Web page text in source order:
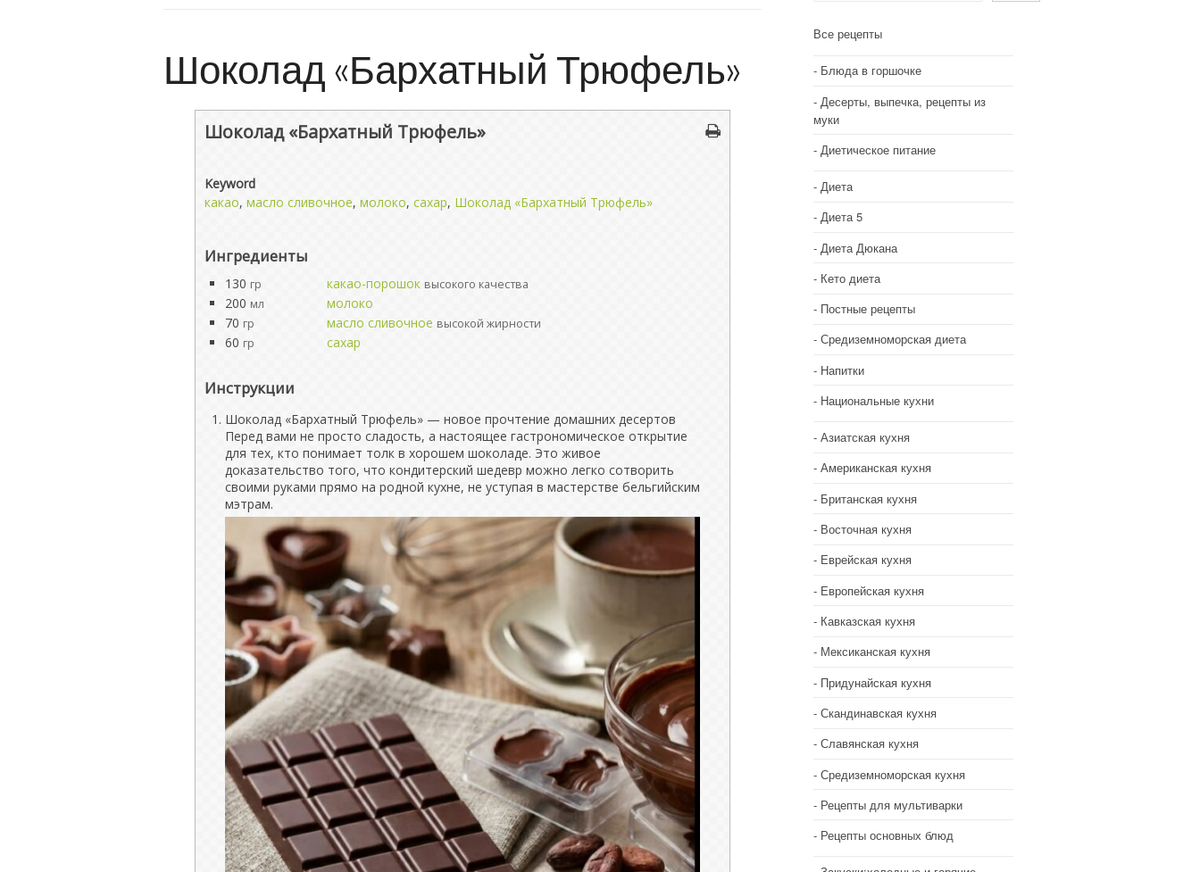
Шоколад «Бархатный Трюфель»
Шоколад «Бархатный Трюфель»
Keyword
какао, масло сливочное, молоко, сахар, Шоколад «Бархатный Трюфель»
Ингредиенты
130 гр какао-порошок высокого качества
200 мл
молоко
70 гр масло сливочное высокой жирности
60 гр сахар
Инструкции
Шоколад «Бархатный Трюфель» — новое прочтение домашних десертов
Перед вами не просто сладость, а настоящее гастрономическое открытие
для тех, кто понимает толк в хорошем шоколаде. Это живое
доказательство того, что кондитерский шедевр можно легко сотворить
своими руками прямо на родной кухне, не уступая в мастерстве бельгийским
мэтрам.
Все рецепты
Блюда в горшочке
Десерты, выпечка, рецепты из
муки
Диетическое питание
Диета
Диета 5
Диета Дюкана
Кето диета
Постные рецепты
Средиземноморская диета
Напитки
Национальные кухни
Азиатская кухня
Американская кухня
Британская кухня
Восточная кухня
Еврейская кухня
Европейская кухня
Кавказская кухня
Мексиканская кухня
Придунайская кухня
Скандинавская кухня
Славянская кухня
Средиземноморская кухня
Рецепты для мультиварки
Рецепты основных блюд